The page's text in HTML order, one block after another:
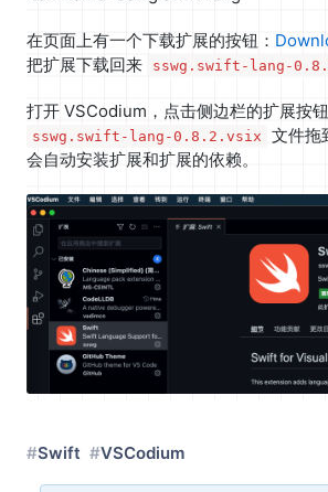
在页面上有一个下载扩展的按钮：
把扩展下载回来
sswg.swift-lang-
打开 VSCodium，点击侧边栏的扩展按
sswg.swift-lang-0.8.2.vsix
文件拖
会自动安装扩展和扩展的依赖。
Swift VSCodium